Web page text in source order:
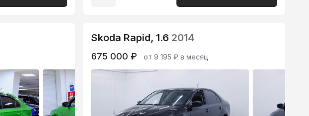
Skoda Rapid, 1.6 2014
675 000 ₽ от 9 195 ₽ в месяц